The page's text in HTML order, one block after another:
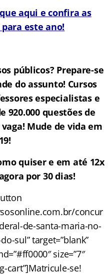
aqui e confira as
este ano!
públicos? Prepare-se
do assunto! Cursos
especialistas e
920.000 questões de
Mude de vida em
quiser e em até 12x
por 30 dias!
concur
de-santa-maria-no-
sul” target=”blank”
size=”7″
cart”]Matricule-se!